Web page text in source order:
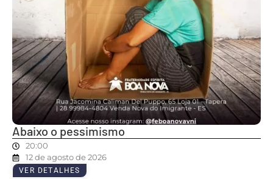
Abaixo o pessimismo
20:00
12 de agosto de 2026
VER DETALHES